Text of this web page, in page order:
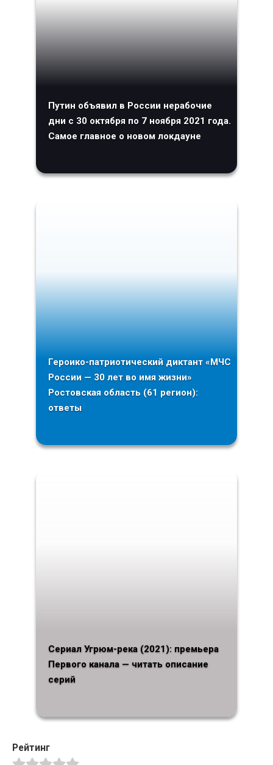
Путин объявил в России нерабочие
дни с 30 октября по 7 ноября 2021 года.
Самое главное о новом локдауне
Героико-патриотический диктант «МЧС
России — 30 лет во имя жизни»
Ростовская область (61 регион):
ответы
Сериал Угрюм-река (2021): премьера
Первого канала — читать описание
серий
Рейтинг